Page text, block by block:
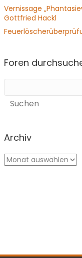
Vernissage
Gottfried Hackl
Foren
Archiv
Archiv